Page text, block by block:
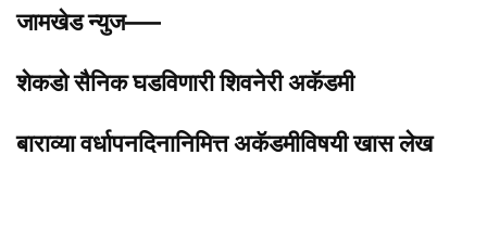
जामखेड न्युज—–
शेकडो सैनिक घडविणारी शिवनेरी अकॅडमी
बाराव्या वर्धापनदिनानिमित्त अकॅडमीविषयी खास लेख